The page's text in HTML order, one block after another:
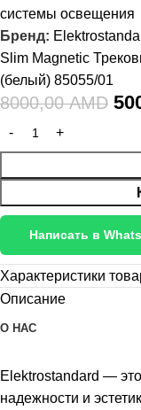
системы освещения
Бренд:
Slim Magnetic
(белый) 85055/01
8000,00AMD
Написать в
Характеристики
Описание
О НАС
Elektrostandard —
надежности и